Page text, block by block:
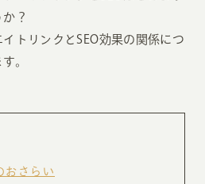
？
トリンクとSEO効果の関係につ
。
おさらい